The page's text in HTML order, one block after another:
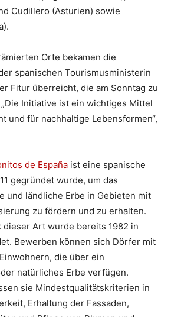
Cudillero (Asturien) sowie
Orte bekamen die
spanischen Tourismusministerin
Fitur überreicht, die am Sonntag zu
Initiative ist ein wichtiges Mittel
und für nachhaltige Lebensformen“,
de España ist eine spanische
gegründet wurde, um das
und ländliche Erbe in Gebieten mit
zu fördern und zu erhalten.
dieser Art wurde bereits 1982 in
Bewerben können sich Dörfer mit
die über ein
natürliches Erbe verfügen.
sie Mindestqualitätskriterien in
Erhaltung der Fassaden,